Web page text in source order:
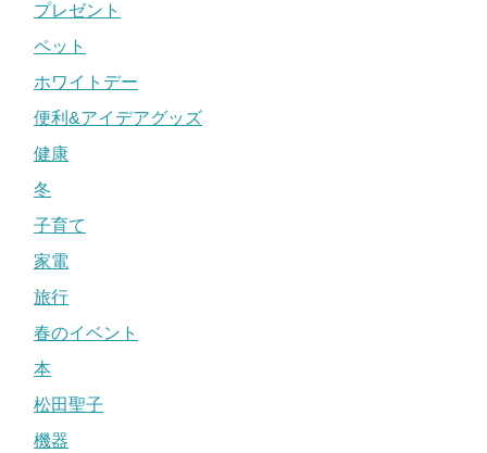
プレゼント
ペット
ホワイトデー
便利&アイデアグッズ
健康
冬
子育て
家電
旅行
春のイベント
本
松田聖子
機器